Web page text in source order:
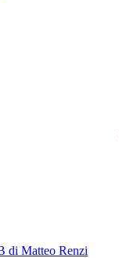
di Matteo Renzi